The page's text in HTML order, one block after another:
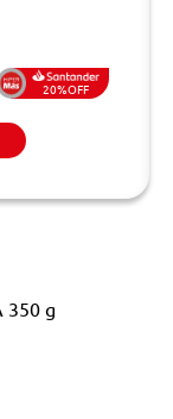
20%OFF
350 g